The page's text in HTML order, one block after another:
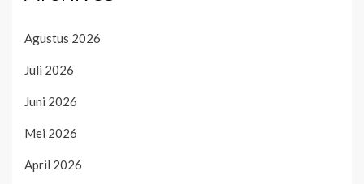
Agustus 2026
Juli 2026
Juni 2026
Mei 2026
April 2026